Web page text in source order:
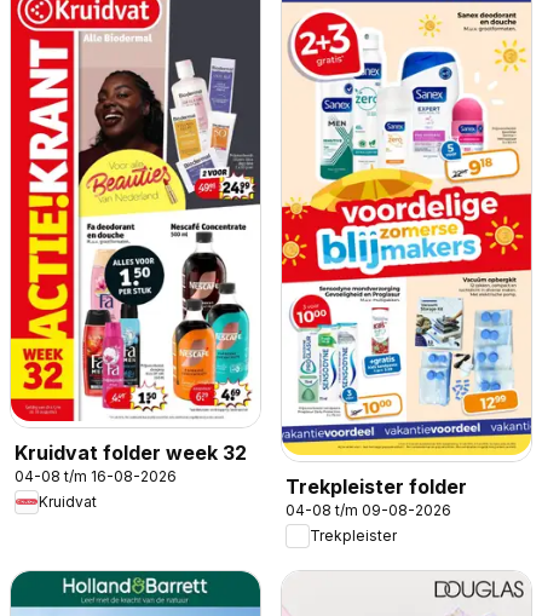
Kruidvat folder week 32
04-08 t/m 16-08-2026
Kruidvat
Trekpleister folder
04-08 t/m 09-08-2026
Trekpleister